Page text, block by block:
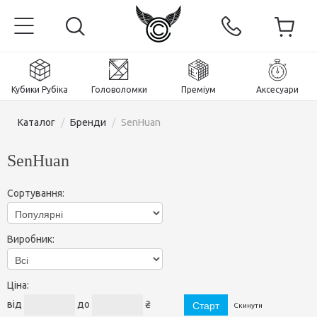
Кубики Рубіка Головоломки Преміум Аксесуари
Каталог / Бренди / SenHuan
SenHuan
Сортування:
Виробник:
Ціна:
від
до ₴ Скинути
Головна
Магнітні та преміум
Кубики Рубіка
Кубики Рубіка 3х3х3
Пірамінкси (тетраедри)
Аксесуари